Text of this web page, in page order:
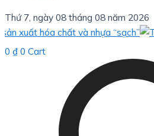
Thứ 7, ngày 08 tháng 08 năm 2026
chất và nhựa “sạch”
0 ₫ 0 Cart